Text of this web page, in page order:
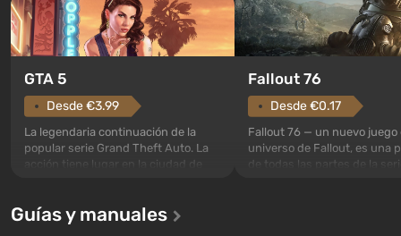
GTA 5
Desde €3.99
La legendaria continuación de la
popular serie Grand Theft Auto. La
acción tiene lugar en la ciudad de
primera vez, el juego contará la
historia de tres personajes: Michael,
Fallout 76
Desde €0.17
Fallout 76 — un nuevo juego
universo de Fallout, es una
de todas las partes de la
Guías y manuales